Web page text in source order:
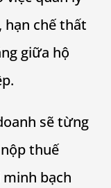
chế thất
giữa hộ
sẽ từng
thuế
bạch